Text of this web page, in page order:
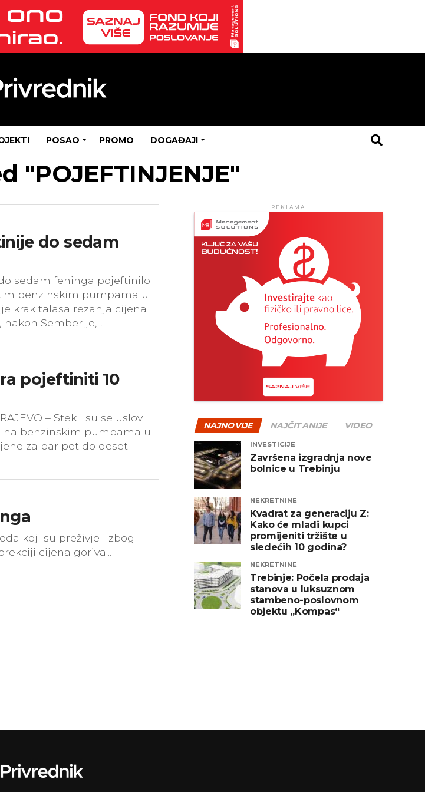
POSAO PROMO DOGAĐAJI
"POJEFTINJENJE"
do sedam
do sedam feninga pojeftinilo
benzinskim pumpama u
krak talasa rezanja cijena
Semberije,...
pojeftiniti 10
– Stekli su se uslovi
na benzinskim pumpama u
za bar pet do deset
koji su preživjeli zbog
cijena goriva...
REKLAMA
NAJNOVIJE NAJČITANIJE VIDEO
INVESTICIJE
Završena izgradnja nove
bolnice u Trebinju
NEKRETNINE
Kvadrat za generaciju Z:
Kako će mladi kupci
promijeniti tržište u
sledećih 10 godina?
NEKRETNINE
Trebinje: Počela prodaja
stanova u luksuznom
stambeno-poslovnom
objektu „Kompas“